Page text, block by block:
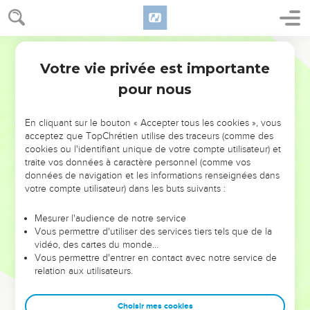
NE MANQUEZ PAS L’ÉVÉNEMENT
DE L’ANNÉE !
ET SI LEURS ERREURS POUVAIENT VOUS ÉVITER LES
VOTRES ?
leur foi ou leur vision. Mais on voit moins les doutes, les erreurs
et les saisons difficiles qu'ils ont traversés, alors même que ce
sont elles qui les ont façonnés.
Dans cette conférence, leaders, entrepreneurs, et responsables
clés pour avancer avec plus de sagesse afin que leurs erreurs
Votre vie privée est importante
pour nous
En cliquant sur le bouton « Accepter tous les cookies », vous
acceptez que TopChrétien utilise des traceurs (comme des
cookies ou l'identifiant unique de votre compte utilisateur) et
traite vos données à caractère personnel (comme vos
données de navigation et les informations renseignées dans
votre compte utilisateur) dans les buts suivants :
Mesurer l'audience de notre service
Vous permettre d'utiliser des services tiers tels que de la
vidéo, des cartes du monde…
Vous permettre d'entrer en contact avec notre service de
relation aux utilisateurs.
Choisir mes cookies